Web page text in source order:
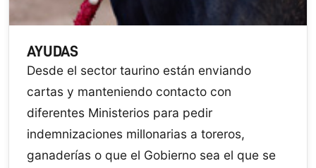
AYUDAS
Desde el sector taurino están enviando
cartas y manteniendo contacto con
diferentes Ministerios para pedir
indemnizaciones millonarias a toreros,
ganaderías o que el Gobierno sea el que se